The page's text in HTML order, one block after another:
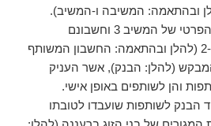
של המשיב 1 (להלן ובהתאמה: המשיבה ו-המשיב).
עסקי השותפות, חשבונו הפרטי של המשיב 3 וחשבונם
המשותף של המשיבים 2-1 (להלן ובהתאמה: החשבון המשותף
המבקש (להלן: הבנק), אשר העניק
והן לשותפים באופן אישי.
הבנק לשותפות שועבדו לטובתו